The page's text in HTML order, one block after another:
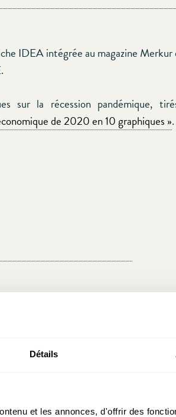
Détails
et les annonces, d'offrir des
IDEA intégrée au magazine
sur la récession pandémique,
de 2020 en 10 graphiques ».